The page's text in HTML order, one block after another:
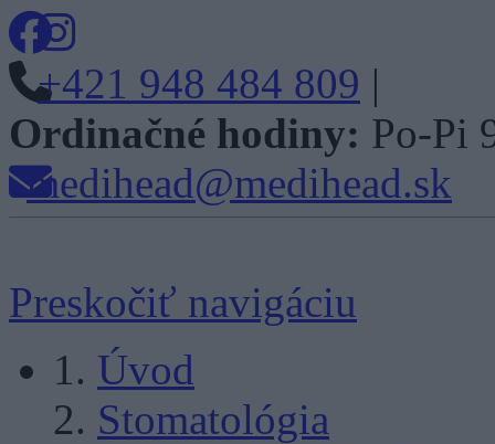
+421 948 484 809 |
Ordinačné hodiny: Po-Pi
medihead@medihead.sk
Preskočiť navigáciu
Úvod
Stomatológia